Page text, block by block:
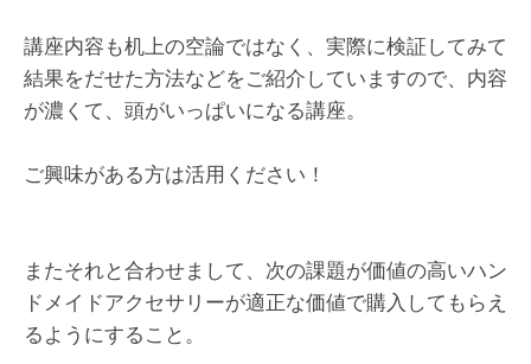
講座内容も机上の空論ではなく、実際に検証してみて
結果をだせた方法などをご紹介していますので、内容
が濃くて、頭がいっぱいになる講座。
ご興味がある方は活用ください！
またそれと合わせまして、次の課題が価値の高いハン
ドメイドアクセサリーが適正な価値で購入してもらえ
るようにすること。